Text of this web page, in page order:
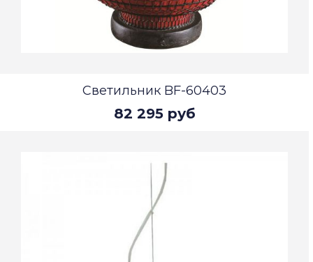
Светильник BF-60403
82 295 руб